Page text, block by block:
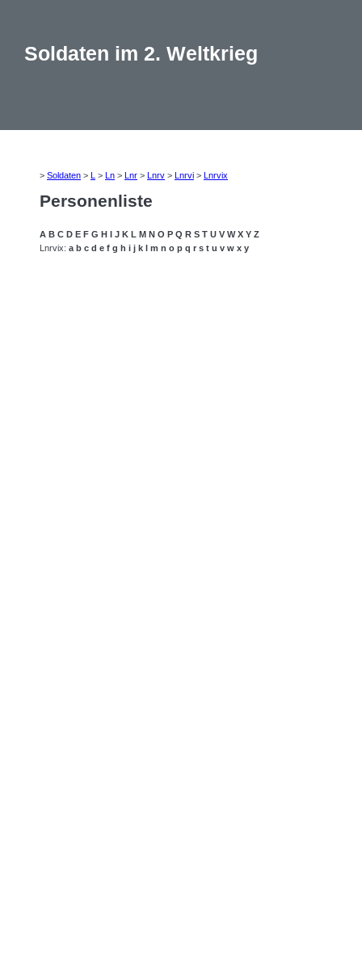
Soldaten im 2. Weltkrieg
> Soldaten > L > Ln > Lnr > Lnrv > Lnrvi > Lnrvix
Personenliste
A B C D E F G H I J K L M N O P Q R S T U V W X Y Z
Lnrvix: a b c d e f g h i j k l m n o p q r s t u v w x y